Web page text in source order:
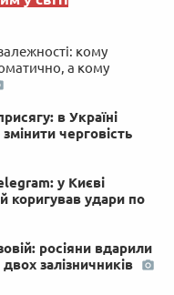
кому
а кому
в Україні
черговість
у Києві
коригував удари по
росіяни вдарили
залізничників